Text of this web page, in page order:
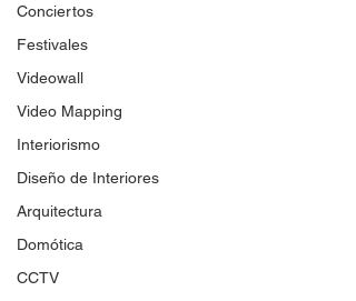
Conciertos
Festivales
Videowall
Video Mapping
Interiorismo
Diseño de Interiores
Arquitectura
Domótica
CCTV